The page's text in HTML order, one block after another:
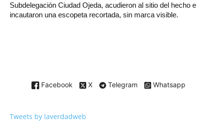
Subdelegación Ciudad Ojeda, acudieron al sitio del hecho e
incautaron una escopeta recortada, sin marca visible.
Facebook X Telegram Whatsapp
Tweets by laverdadweb